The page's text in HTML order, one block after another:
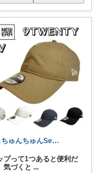
ちゅんちゅんSelect
プって1つあると便利だ
気づくと ...